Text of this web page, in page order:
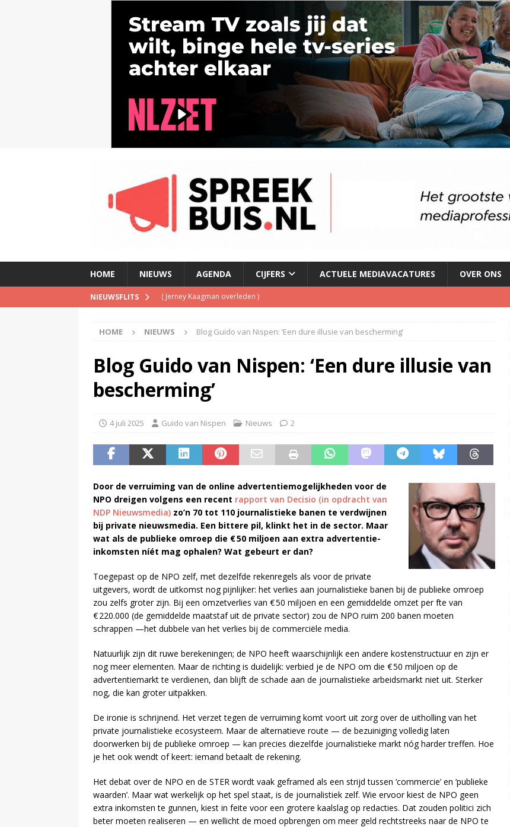
HOME NIEUWS AGENDA CIJFERS ACTUELE MEDIAVACATURES OVER ONS
NIEUWSFLITS ( Jerney Kaagman overleden )
(Spotify brengt advertentiemodel podcasts in gevaar met skipknop)
Disney overweegt gratis streamingkanalen
NPO-manager Menno de Boer geschorst na dickpic in groepsapp
HOME NIEUWS Blog Guido van Nispen: ‘Een dure illusie van bescherming’
Blog Guido van Nispen: ‘Een dure illusie van
bescherming’
4 juli 2025 Guido van Nispen Nieuws 2
Door de verruiming van de online advertentiemogelijkheden voor de
NPO dreigen volgens een recent rapport van Decisio (in opdracht van
NDP Nieuwsmedia) zo’n 70 tot 110 journalistieke banen te verdwijnen
bij private nieuwsmedia. Een bittere pil, klinkt het in de sector. Maar
wat als de publieke omroep die € 50 miljoen aan extra advertentie-
inkomsten níét mag ophalen? Wat gebeurt er dan?
Toegepast op de NPO zelf, met dezelfde rekenregels als voor de private
uitgevers, wordt de uitkomst nog pijnlijker: het verlies aan journalistieke banen bij de publieke omroep
zou zelfs groter zijn. Bij een omzetverlies van € 50 miljoen en een gemiddelde omzet per fte van
€ 220.000 (de gemiddelde maatstaf uit de private sector) zou de NPO ruim 200 banen moeten
schrappen —het dubbele van het verlies bij de commerciële media.
Natuurlijk zijn dit ruwe berekeningen; de NPO heeft waarschijnlijk een andere kostenstructuur en zijn er
nog meer elementen. Maar de richting is duidelijk: verbied je de NPO om die € 50 miljoen op de
advertentiemarkt te verdienen, dan blijft de schade aan de journalistieke arbeidsmarkt niet uit. Sterker
nog, die kan groter uitpakken.
De ironie is schrijnend. Het verzet tegen de verruiming komt voort uit zorg over de uitholling van het
private journalistieke ecosysteem. Maar de alternatieve route — de bezuiniging volledig laten
doorwerken bij de publieke omroep — kan precies diezelfde journalistieke markt nóg harder treffen. Hoe
je het ook wendt of keert: iemand betaalt de rekening.
Het debat over de NPO en de STER wordt vaak geframed als een strijd tussen ‘commercie’ en ‘publieke
waarden’. Maar wat werkelijk op het spel staat, is de journalistiek zelf. Wie ervoor kiest de NPO geen
extra inkomsten te gunnen, kiest in feite voor een grotere kaalslag op redacties. Dat zouden politici zich
beter moeten realiseren — en wellicht de moed opbrengen om meer geld rechtstreeks naar de NPO te